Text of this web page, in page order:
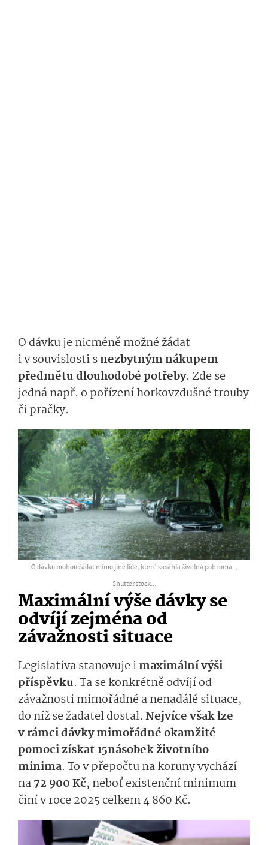
O dávku je nicméně možné žádat
i v souvislosti snezbytným nákupem
předmětu dlouhodobé potřeby. Zde se
jedná např. o pořízení horkovzdušné trouby
či pračky.
O dávku mohou žádat mimo jiné lidé, které zasáhla živelná pohroma. ,
Shutterstock...
Maximální výše dávky se
odvíjí zejména od
závažnosti situace
Legislativa stanovuje imaximální výši
příspěvku. Ta se konkrétně odvíjí od
závažnosti mimořádné a nenadálé situace,
do níž se žadatel dostal. Nejvíce však lze
v rámci dávky mimořádné okamžité
pomoci získat 15násobek životního
minima. To v přepočtu na koruny vychází
na72 900 Kč, neboť existenční minimum
činí v roce 2025 celkem 4 860 Kč.